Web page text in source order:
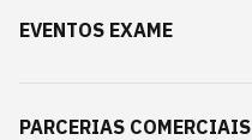
EVENTOS EXAME
PARCERIAS COMERCIAIS